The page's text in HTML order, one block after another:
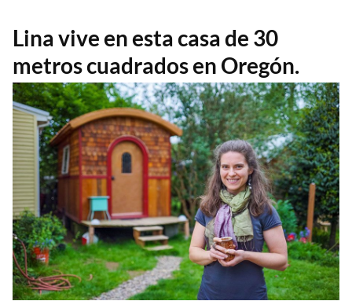
Lina vive en esta casa de 30
metros cuadrados en Oregón.